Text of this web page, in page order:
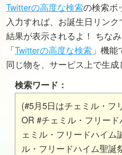
Twitterの高度な検索の検索ボ
入力すれば、お誕生日リン
結果が表示されるよ！ ちなみ
「Twitterの高度な検索 」機
同じ物を、サービス上で生成
検索ワード：
(#5月5日はチェミル・フ
OR #チェミル・フリー
ェミル・フリードハイム
ル・フリードハイム聖誕